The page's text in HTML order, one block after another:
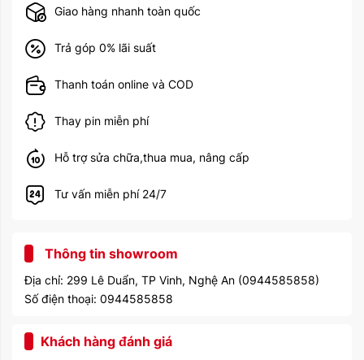
Tình trạng sản phẩm
Máy like new (Updating)
Giao hàng nhanh toàn quốc
Trả góp 0% lãi suất
Thanh toán online và COD
Thay pin miễn phí
Hỗ trợ sửa chữa,thua mua, nâng cấp
Tư vấn miễn phí 24/7
Thông tin showroom
Địa chỉ: 299 Lê Duẩn, TP Vinh, Nghệ An (0944585858)
Số điện thoại: 0944585858
Khách hàng đánh giá